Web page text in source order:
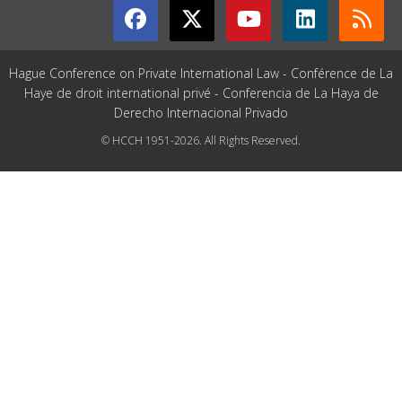
Hague Conference on Private International Law - Conférence de La
Haye de droit international privé - Conferencia de La Haya de
Derecho Internacional Privado
© HCCH 1951-2026. All Rights Reserved.